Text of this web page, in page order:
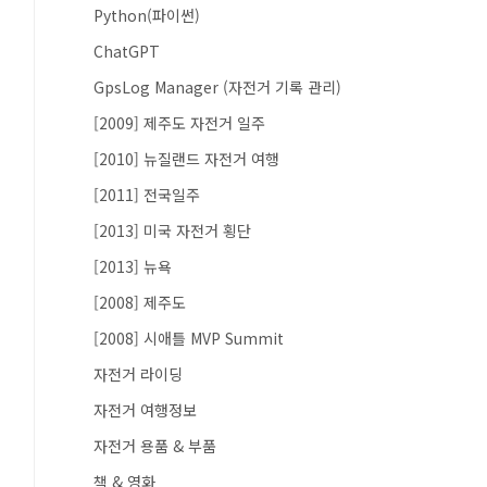
Python(파이썬)
ChatGPT
GpsLog Manager (자전거 기록 관리)
[2009] 제주도 자전거 일주
[2010] 뉴질랜드 자전거 여행
[2011] 전국일주
[2013] 미국 자전거 횡단
[2013] 뉴욕
[2008] 제주도
[2008] 시애틀 MVP Summit
자전거 라이딩
자전거 여행정보
자전거 용품 & 부품
책 & 영화